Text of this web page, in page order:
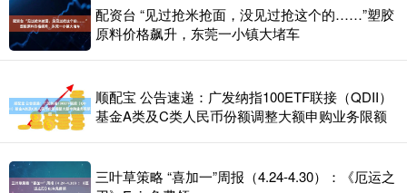
配资台 “见过抢米抢面，没见过抢这个的……”塑胶
原料价格飙升，东莞一小镇大堵车
顺配宝 公告速递：广发纳指100ETF联接（QDII）
基金A类及C类人民币份额调整大额申购业务限额
三叶草策略 “喜加一”周报（4.24-4.30）：《厄运之